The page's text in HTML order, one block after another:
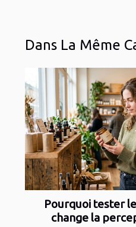
Dans La Même
Pourquoi tester
change la